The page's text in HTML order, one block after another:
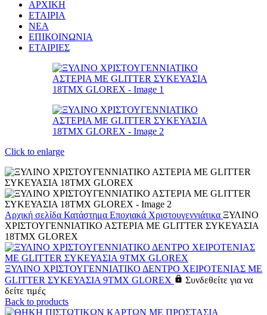
ΑΡΧΙΚΗ
ΕΤΑΙΡΙΑ
ΝΕΑ
ΕΠΙΚΟΙΝΩΝΙΑ
ΕΤΑΙΡΙΕΣ
Click to enlarge
Αρχική σελίδα Κατάστημα Εποχιακά Χριστουγεννιάτικα ΞΥΛΙΝΟ
ΧΡΙΣΤΟΥΓΕΝΝΙΑΤΙΚΟ ΑΣΤΕΡΙΑ ΜΕ GLITTER ΣΥΚΕΥΑΣΙΑ
18ΤΜΧ GLOREX
ΞΥΛΙΝΟ ΧΡΙΣΤΟΥΓΕΝΝΙΑΤΙΚΟ ΔΕΝΤΡΟ ΧΕΙΡΟΤΕΝΙΑΣ ΜΕ
GLITTER ΣΥΚΕΥΑΣΙΑ 9ΤΜΧ GLOREX
Συνδεθείτε για να
δείτε τιμές
Back to products